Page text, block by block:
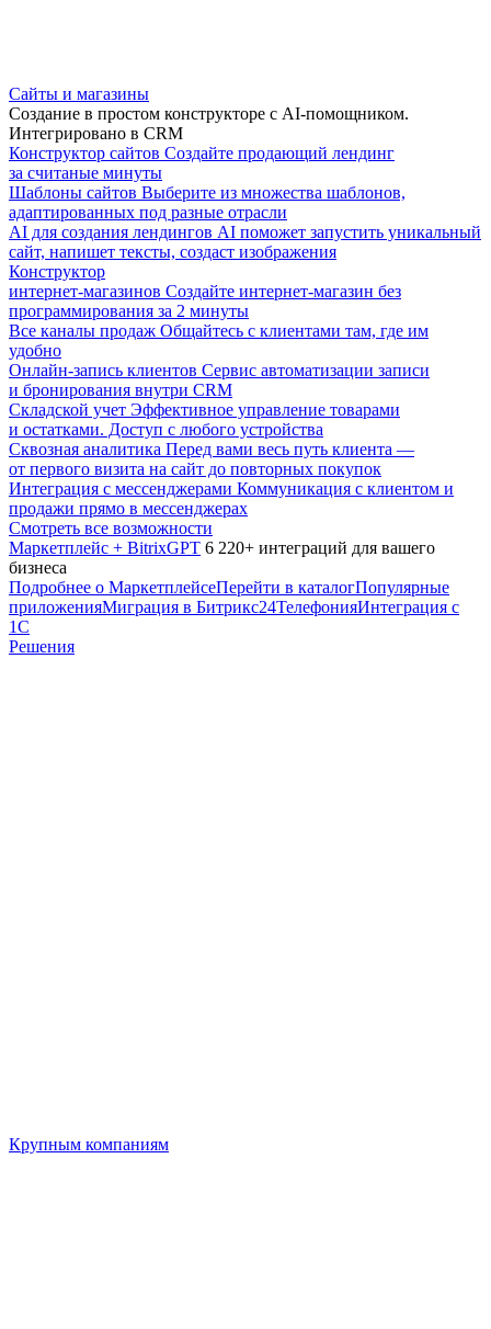
Сайты и магазины
Создание в простом конструкторе с AI-помощником.
Интегрировано в CRM
Конструктор сайтов Создайте продающий лендинг
за считаные минуты
Шаблоны сайтов Выберите из множества шаблонов,
адаптированных под разные отрасли
AI для создания лендингов AI поможет запустить уникальный
сайт, напишет тексты, создаст изображения
Конструктор
интернет-магазинов Создайте интернет-магазин без
программирования за 2 минуты
Все каналы продаж Общайтесь с клиентами там, где им
удобно
Онлайн-запись клиентов Сервис автоматизации записи
и бронирования внутри CRM
Складской учет Эффективное управление товарами
и остатками. Доступ с любого устройства
Сквозная аналитика Перед вами весь путь клиента —
от первого визита на сайт до повторных покупок
Интеграция с мессенджерами Коммуникация с клиентом и
продажи прямо в мессенджерах
Смотреть все возможности
Маркетплейс + BitrixGPT 6 220+ интеграций для вашего
бизнеса
Подробнее о МаркетплейсеПерейти в каталогПопулярные
приложенияМиграция в Битрикс24ТелефонияИнтеграция с
1С
Решения
Крупным компаниям